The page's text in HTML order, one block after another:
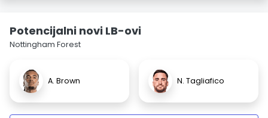
Potencijalni novi LB-ovi
Nottingham Forest
A. Brown N. Tagliafico